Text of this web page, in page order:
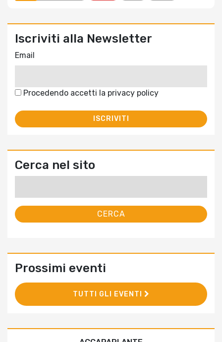
Iscriviti alla Newsletter
Email
Procedendo accetti la privacy policy
Cerca nel sito
Prossimi eventi
TUTTI GLI EVENTI